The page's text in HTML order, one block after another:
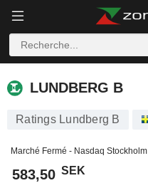
LUNDBERG B
LUNDBERG B
Ratings Lundberg B
Marché Fermé - Nasdaq Stockholm
583,50 SEK